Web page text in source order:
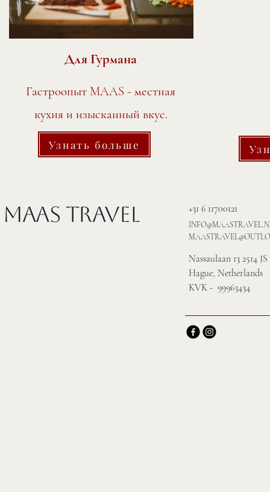
Для Гурмана
Гастроопыт MAAS - местная
кухня и изысканный вкус.
Узнать больше
MAAS Travel +31 6 11700121
Nassaulaan 13 2514
Hague, Netherlands
KVK - 99963434